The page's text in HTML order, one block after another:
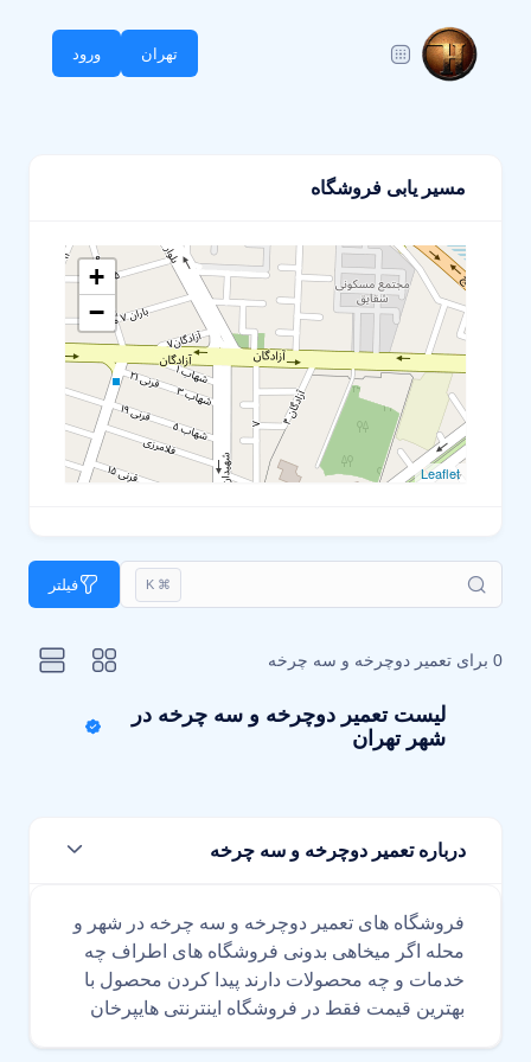
تهران ورود
مسیر یابی فروشگاه
+
−
Leaflet
⌘ K فیلتر
0 برای تعمیر دوچرخه و سه چرخه
لیست تعمیر دوچرخه و سه چرخه در
شهر تهران
درباره تعمیر دوچرخه و سه چرخه
فروشگاه های تعمیر دوچرخه و سه چرخه در شهر و
محله اگر میخاهی بدونی فروشگاه های اطراف چه
خدمات و چه محصولات دارند پیدا کردن محصول با
بهترین قیمت فقط در فروشگاه اینترنتی هایپرخان